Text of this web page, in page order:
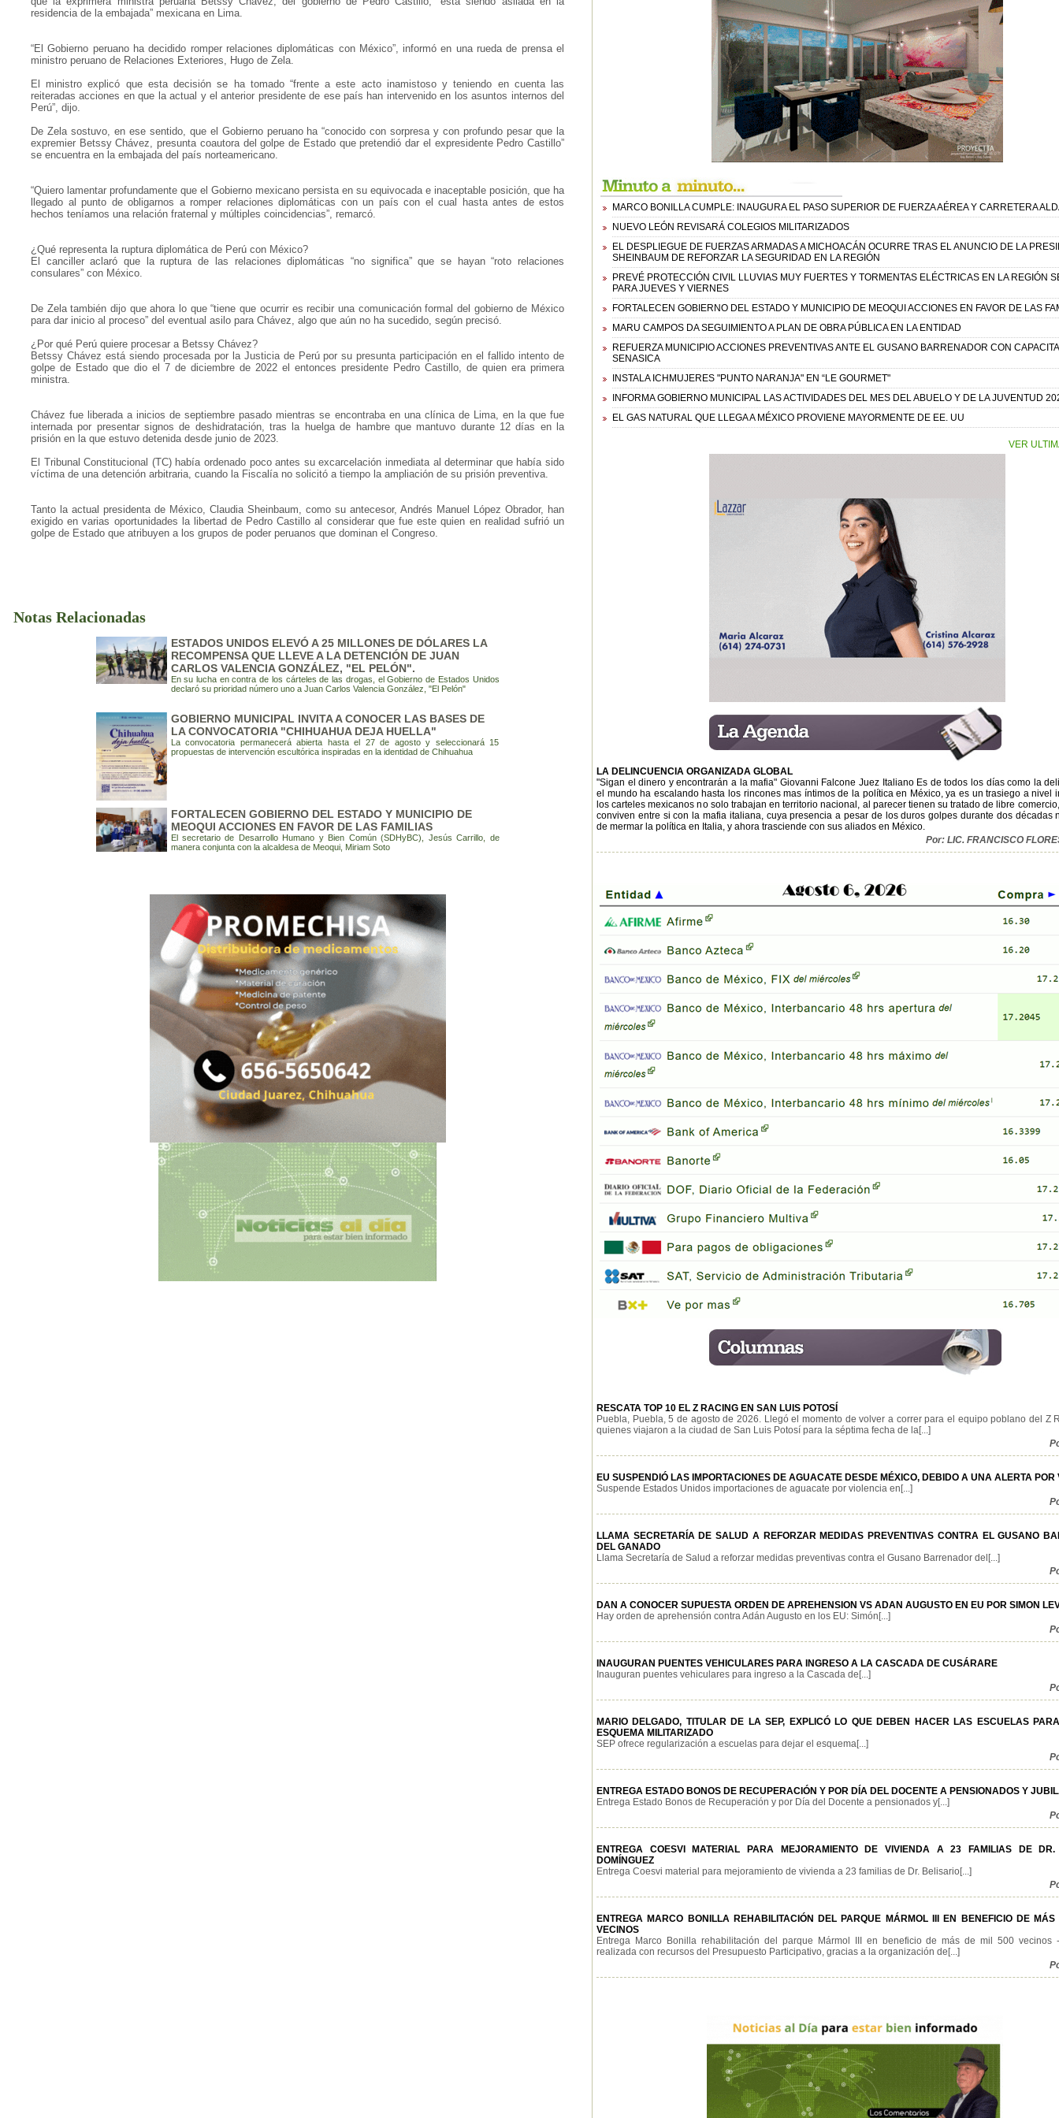
residencia de la embajada” mexicana en Lima.
“El Gobierno peruano ha decidido romper relaciones diplomáticas con México”, informó en una rueda de prensa el
ministro peruano de Relaciones Exteriores, Hugo de Zela.
El ministro explicó que esta decisión se ha tomado “frente a este acto inamistoso y teniendo en cuenta las
reiteradas acciones en que la actual y el anterior presidente de ese país han intervenido en los asuntos internos del
Perú”, dijo.
De Zela sostuvo, en ese sentido, que el Gobierno peruano ha “conocido con sorpresa y con profundo pesar que la
expremier Betssy Chávez, presunta coautora del golpe de Estado que pretendió dar el expresidente Pedro Castillo”
se encuentra en la embajada del país norteamericano.
“Quiero lamentar profundamente que el Gobierno mexicano persista en su equivocada e inaceptable posición, que ha
llegado al punto de obligarnos a romper relaciones diplomáticas con un país con el cual hasta antes de estos
hechos teníamos una relación fraternal y múltiples coincidencias”, remarcó.
¿Qué representa la ruptura diplomática de Perú con México?
El canciller aclaró que la ruptura de las relaciones diplomáticas “no significa” que se hayan “roto relaciones
consulares” con México.
De Zela también dijo que ahora lo que “tiene que ocurrir es recibir una comunicación formal del gobierno de México
para dar inicio al proceso” del eventual asilo para Chávez, algo que aún no ha sucedido, según precisó.
¿Por qué Perú quiere procesar a Betssy Chávez?
Betssy Chávez está siendo procesada por la Justicia de Perú por su presunta participación en el fallido intento de
golpe de Estado que dio el 7 de diciembre de 2022 el entonces presidente Pedro Castillo, de quien era primera
ministra.
Chávez fue liberada a inicios de septiembre pasado mientras se encontraba en una clínica de Lima, en la que fue
internada por presentar signos de deshidratación, tras la huelga de hambre que mantuvo durante 12 días en la
prisión en la que estuvo detenida desde junio de 2023.
El Tribunal Constitucional (TC) había ordenado poco antes su excarcelación inmediata al determinar que había sido
víctima de una detención arbitraria, cuando la Fiscalía no solicitó a tiempo la ampliación de su prisión preventiva.
Tanto la actual presidenta de México, Claudia Sheinbaum, como su antecesor, Andrés Manuel López Obrador, han
exigido en varias oportunidades la libertad de Pedro Castillo al considerar que fue este quien en realidad sufrió un
golpe de Estado que atribuyen a los grupos de poder peruanos que dominan el Congreso.
Notas Relacionadas
ESTADOS UNIDOS ELEVÓ A 25 MILLONES DE DÓLARES LA
RECOMPENSA QUE LLEVE A LA DETENCIÓN DE JUAN
CARLOS VALENCIA GONZÁLEZ, "EL PELÓN".
En su lucha en contra de los cárteles de las drogas, el Gobierno de Estados Unidos
declaró su prioridad número uno a Juan Carlos Valencia González, "El Pelón"
GOBIERNO MUNICIPAL INVITA A CONOCER LAS BASES DE
LA CONVOCATORIA "CHIHUAHUA DEJA HUELLA"
La convocatoria permanecerá abierta hasta el 27 de agosto y seleccionará 15
propuestas de intervención escultórica inspiradas en la identidad de Chihuahua
FORTALECEN GOBIERNO DEL ESTADO Y MUNICIPIO DE
MEOQUI ACCIONES EN FAVOR DE LAS FAMILIAS
El secretario de Desarrollo Humano y Bien Común (SDHyBC), Jesús Carrillo, de
manera conjunta con la alcaldesa de Meoqui, Miriam Soto
MARCO BONILLA CUMPLE: INAUGURA EL PASO SUPERIOR DE FUERZA AÉREA Y CARRETERA
NUEVO LEÓN REVISARÁ COLEGIOS MILITARIZADOS
EL DESPLIEGUE DE FUERZAS ARMADAS A MICHOACÁN OCURRE TRAS EL ANUNCIO DE LA
SHEINBAUM DE REFORZAR LA SEGURIDAD EN LA REGIÓN
PREVÉ PROTECCIÓN CIVIL LLUVIAS MUY FUERTES Y TORMENTAS ELÉCTRICAS EN LA REGIÓN
PARA JUEVES Y VIERNES
FORTALECEN GOBIERNO DEL ESTADO Y MUNICIPIO DE MEOQUI ACCIONES EN FAVOR DE LAS
MARU CAMPOS DA SEGUIMIENTO A PLAN DE OBRA PÚBLICA EN LA ENTIDAD
REFUERZA MUNICIPIO ACCIONES PREVENTIVAS ANTE EL GUSANO BARRENADOR CON
SENASICA
INSTALA ICHMUJERES "PUNTO NARANJA" EN “LE GOURMET"
INFORMA GOBIERNO MUNICIPAL LAS ACTIVIDADES DEL MES DEL ABUELO Y DE LA JUVENTUD
EL GAS NATURAL QUE LLEGA A MÉXICO PROVIENE MAYORMENTE DE EE. UU
VER
LA DELINCUENCIA ORGANIZADA GLOBAL
"Sigan el dinero y encontrarán a la mafia" Giovanni Falcone Juez Italiano Es de todos los días como la
el mundo ha escalando hasta los rincones mas íntimos de la política en México, ya es un trasiego a nivel
los carteles mexicanos no solo trabajan en territorio nacional, al parecer tienen su tratado de libre
conviven entre si con la mafia italiana, cuya presencia a pesar de los duros golpes durante dos décadas
de mermar la política en Italia, y ahora trasciende con sus aliados en México.
Por: LIC. FRANCISCO
RESCATA TOP 10 EL Z RACING EN SAN LUIS POTOSÍ
Puebla, Puebla, 5 de agosto de 2026. Llegó el momento de volver a correr para el equipo poblano del Z
quienes viajaron a la ciudad de San Luis Potosí para la séptima fecha de la[...]
EU SUSPENDIÓ LAS IMPORTACIONES DE AGUACATE DESDE MÉXICO, DEBIDO A UNA ALERTA POR
Suspende Estados Unidos importaciones de aguacate por violencia en[...]
LLAMA SECRETARÍA DE SALUD A REFORZAR MEDIDAS PREVENTIVAS CONTRA EL GUSANO
DEL GANADO
Llama Secretaría de Salud a reforzar medidas preventivas contra el Gusano Barrenador del[...]
DAN A CONOCER SUPUESTA ORDEN DE APREHENSION VS ADAN AUGUSTO EN EU POR SIMON
Hay orden de aprehensión contra Adán Augusto en los EU: Simón[...]
INAUGURAN PUENTES VEHICULARES PARA INGRESO A LA CASCADA DE CUSÁRARE
Inauguran puentes vehiculares para ingreso a la Cascada de[...]
MARIO DELGADO, TITULAR DE LA SEP, EXPLICÓ LO QUE DEBEN HACER LAS ESCUELAS
ESQUEMA MILITARIZADO
SEP ofrece regularización a escuelas para dejar el esquema[...]
ENTREGA ESTADO BONOS DE RECUPERACIÓN Y POR DÍA DEL DOCENTE A PENSIONADOS Y
Entrega Estado Bonos de Recuperación y por Día del Docente a pensionados y[...]
ENTREGA COESVI MATERIAL PARA MEJORAMIENTO DE VIVIENDA A 23 FAMILIAS DE DR.
DOMÍNGUEZ
Entrega Coesvi material para mejoramiento de vivienda a 23 familias de Dr. Belisario[...]
ENTREGA MARCO BONILLA REHABILITACIÓN DEL PARQUE MÁRMOL III EN BENEFICIO DE
VECINOS
Entrega Marco Bonilla rehabilitación del parque Mármol III en beneficio de más de mil 500 vecinos
realizada con recursos del Presupuesto Participativo, gracias a la organización de[...]